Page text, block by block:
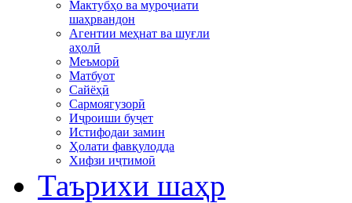
Мактубҳо ва муроҷиати
шаҳрвандон
Агентии меҳнат ва шуғли
аҳолӣ
Меъморӣ
Матбуот
Сайёҳӣ
Сармоягузорӣ
Иҷроиши буҷет
Истифодаи замин
Ҳолати фавқулодда
Хифзи иҷтимоӣ
Таърихи шаҳр